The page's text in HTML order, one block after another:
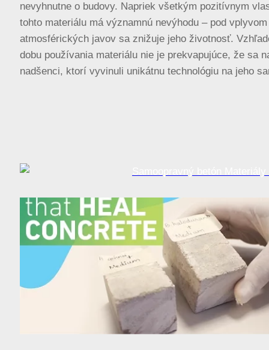
nevyhnutne o budovy. Napriek všetkým pozitívnym
tohto materiálu má významnú nevýhodu – pod
atmosférických javov sa znižuje jeho životnosť.
dobu používania materiálu nie je prekvapujúce, že sa
nadšenci, ktorí vyvinuli unikátnu technológiu na jeho